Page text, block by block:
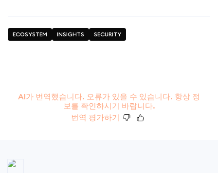
ECOSYSTEM INSIGHTS SECURITY
AI가 번역했습니다. 오류가 있을 수 있습니다. 항상 정
보를 확인하시기 바랍니다.
번역 평가하기